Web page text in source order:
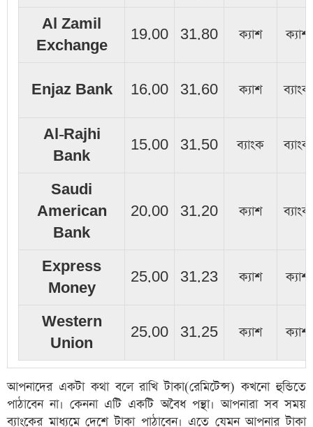
Al Zamil
Exchange
19.00 31.80 ক্যাশ ক্যাশ
Enjaz Bank 16.00 31.60 ক্যাশ ব্যাংক
Al-Rajhi
Bank
15.00 31.50 ব্যাংক ব্যাংক
Saudi
American
Bank
20.00 31.20 ক্যাশ ব্যাংক
Express
Money
25.00 31.23 ক্যাশ ক্যাশ
Western
Union
25.00 31.25 ক্যাশ ক্যাশ
আপনাদের একটা কথা বলে রাখি টাকা(রেমিটেন্স) কখনো হুন্ডিতে
পাঠাবেন না। কেননা এটি একটি অবৈধ পন্থা। আপনারা সব সময়
ব্যাংকের মাধ্যমে দেশে টাকা পাঠাবেন। এতে যেমন আপনার টাকা